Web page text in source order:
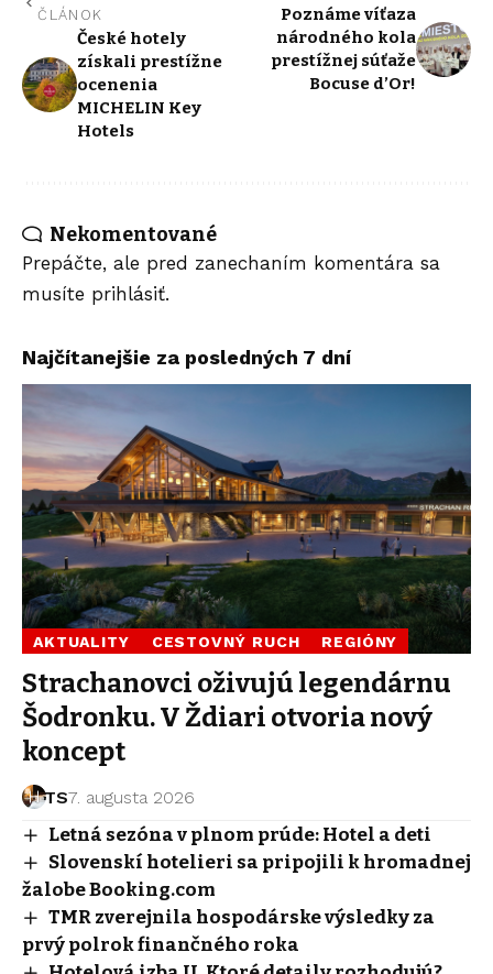
ČLÁNOK
České hotely
získali prestížne
ocenenia
MICHELIN Key
Hotels
Poznáme víťaza
národného kola
prestížnej súťaže
Bocuse d’Or!
Nekomentované
Prepáčte, ale pred zanechaním komentára sa
musíte prihlásiť.
Najčítanejšie za posledných 7 dní
AKTUALITY CESTOVNÝ RUCH REGIÓNY
Strachanovci oživujú legendárnu
Šodronku. V Ždiari otvoria nový
koncept
TS7. augusta 2026
Letná sezóna v plnom prúde: Hotel a deti
Slovenskí hotelieri sa pripojili k hromadnej
žalobe Booking.com
TMR zverejnila hospodárske výsledky za
prvý polrok finančného roka